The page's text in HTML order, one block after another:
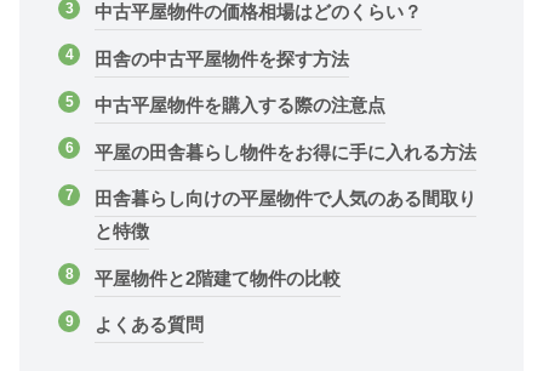
中古平屋物件の価格相場はどのくらい？
田舎の中古平屋物件を探す方法
中古平屋物件を購入する際の注意点
平屋の田舎暮らし物件をお得に手に入れる方法
田舎暮らし向けの平屋物件で人気のある間取り
と特徴
平屋物件と2階建て物件の比較
よくある質問